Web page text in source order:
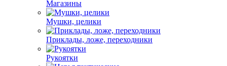
Магазины
Мушки, целики
Приклады, ложе, переходники
Рукоятки